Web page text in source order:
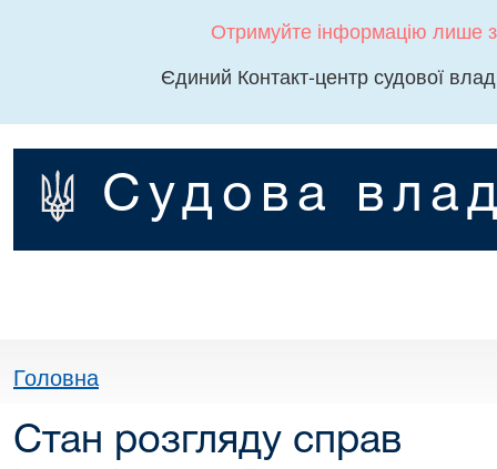
Отримуйте інформацію лише
Єдиний Контакт-центр судової
Судова
Головна
Стан розгляду справ